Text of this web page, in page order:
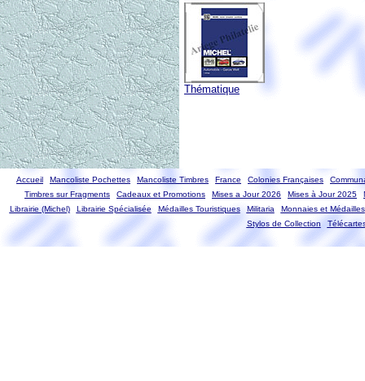
Thématique
Accueil Mancoliste Pochettes Mancoliste Timbres France Colonies Françaises
Timbres sur Fragments
Cadeaux et Promotions Mises a Jour 2026 Mises à Jour 2025
Librairie (Michel)
Librairie Spécialisée Médailles Touristiques Militaria
Monnaies et Médailles
Stylos de Collection